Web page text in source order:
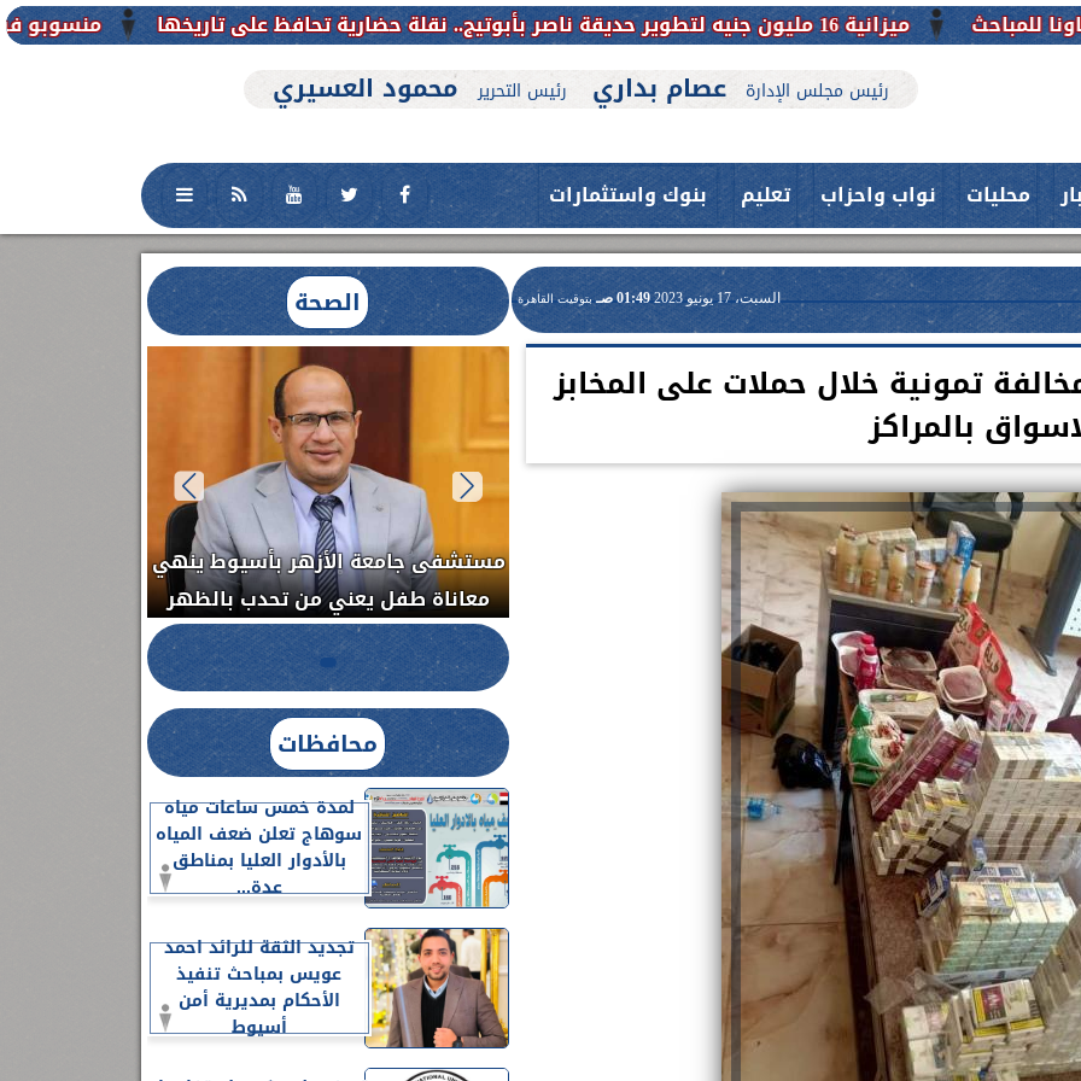
منسوبو فرع جامعة الأزهر للوجه
رئيس مجلس الإدارة عصام بداري رئيس التحرير محمود العسيري
محليات نواب واحزاب تعليم بنوك واستثمارات
السبت، 17 يونيو 2023 01:49 صـ بتوقيت القاهرة
التموين تحرير 116 مخالفة تمونية خلال حملات على المخابز
بالمراكز
الصحة
العلاج الحر بمنفلوط بالتعاون مع هيئة
الدواء المصرية يشن حملة رقابية مكبرة
لضبط المنشآت الطبية المخالفة.....
حدث بمستشفيات جامعة اسيوط....
فريق طبي بقسم الأنف والأذن
والحنجرة ينجح في استئصال ورم خبيث
اعلن الدكتور طارق على ، القائم بأعمال
رئيس جامعة بني سويف نجاحاً طبياً
جديد بمستشفيات الجامعة...
محافظات
لمدة خمس ساعات مياه
سوهاج تعلن ضعف المياه
بالأدوار العليا بمناطق
عدة...
تجديد الثقة للرائد احمد
عويس بمباحث تنفيذ
الأحكام بمديرية أمن
أسيوط